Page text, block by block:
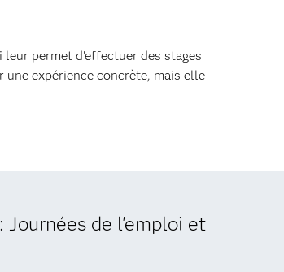
permet d'effectuer des stages
expérience concrète, mais elle
de l'emploi et